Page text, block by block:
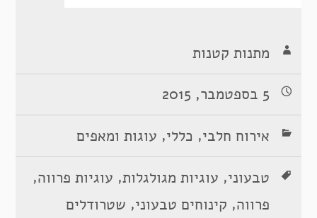
מתנות קטנות
5 בספטמבר, 2015
אירוח חלבי, כללי, עוגות ומאפים
טבעוני, עוגיות מגולגלות, עוגיות פרווה,
פרווה, קינוחים טבעוני, שטרודלים